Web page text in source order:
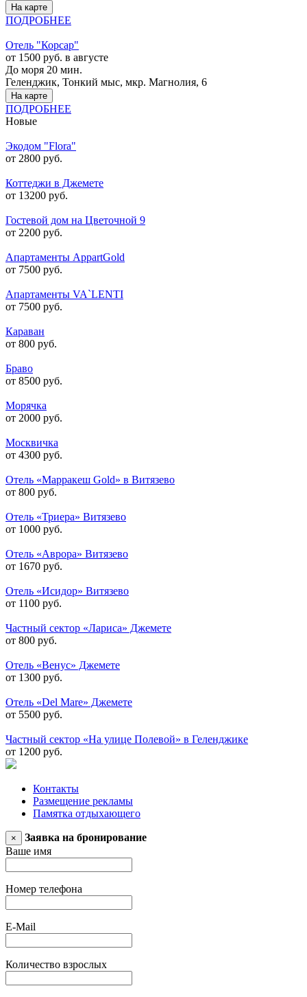
На карте
ПОДРОБНЕЕ
Отель "Корсар"
от 1500 руб. в августе
До моря 20 мин.
Геленджик, Тонкий мыс, мкр. Магнолия, 6
На карте
ПОДРОБНЕЕ
Новые
Экодом "Flora"
от 2800 руб.
Коттеджи в Джемете
от 13200 руб.
Гостевой дом на Цветочной 9
от 2200 руб.
Апартаменты AppartGold
от 7500 руб.
Апартаменты VA`LENTI
от 7500 руб.
Караван
от 800 руб.
Браво
от 8500 руб.
Морячка
от 2000 руб.
Москвичка
от 4300 руб.
Отель «Марракеш Gold» в Витязево
от 800 руб.
Отель «Триера» Витязево
от 1000 руб.
Отель «Аврора» Витязево
от 1670 руб.
Отель «Исидор» Витязево
от 1100 руб.
Частный сектор «Лариса» Джемете
от 800 руб.
Отель «Венус» Джемете
от 1300 руб.
Отель «Del Mare» Джемете
от 5500 руб.
Частный сектор «На улице Полевой» в Геленджике
от 1200 руб.
Контакты
Размещение рекламы
Памятка отдыхающего
×
Заявка на бронирование
Ваше имя
Номер телефона
E-Mail
Количество взрослых